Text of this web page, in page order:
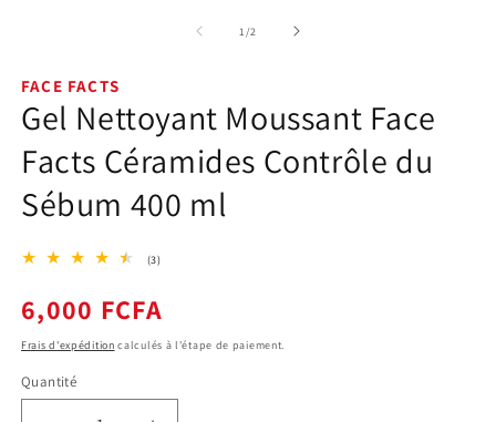
une
fenêtre
modale
1 /de2
FACE FACTS
Gel Nettoyant Moussant Face
Facts Céramides Contrôle du
Sébum 400 ml
(3)3
critiques
Prix
habituel
6,000 FCFA
Frais d'expédition calculés à l'étape de paiement.
Quantité
Quantité